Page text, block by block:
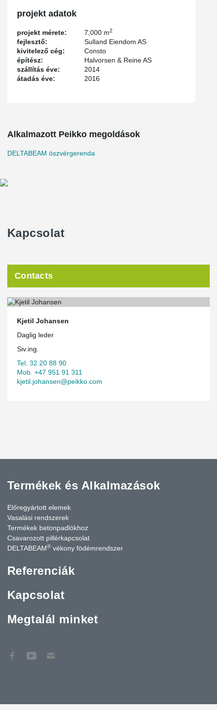
projekt adatok
projekt mérete: 7,000 m2
fejlesztő:
Sulland Eiendom AS
kivitelező cég:
Consto
építész:
Halvorsen & Reine AS
szállítás éve:
2014
átadás éve:
2016
Alkalmazott Peikko megoldások
DELTABEAM öszvérgerenda
Kapcsolat
Contacts
Kjetil Johansen
Daglig leder
Siv.ing.
Tel. 32 20 88 90
Mob. +47 951 91 311
kjetil.johansen@peikko.com
Termékek és Alkalmazások
Előregyártott elemek
Vasalási rendszerek
Termékek betonpadlókhoz
Csavarozott pillérkapcsolat
DELTABEAM® vékony födémrendszer
Referenciák
Kapcsolat
Megtalál minket